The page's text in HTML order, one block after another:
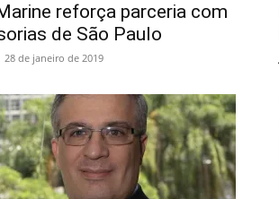
reforça parceria com
de São Paulo
28 de janeiro de 2019